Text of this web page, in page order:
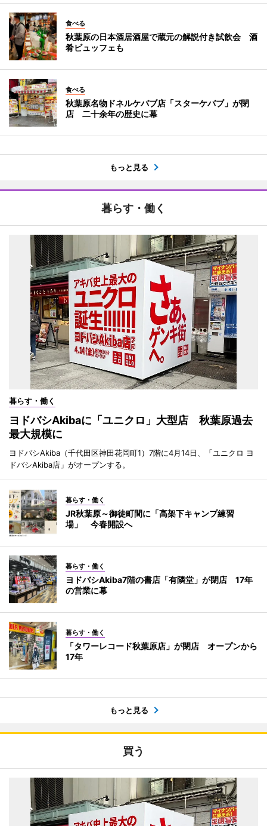
食べる
秋葉原の日本酒居酒屋で蔵元の解説付き試飲会 酒
肴ビュッフェも
食べる
秋葉原名物ドネルケバブ店「スターケバブ」が閉
店 二十余年の歴史に幕
もっと見る
暮らす・働く
暮らす・働く
ヨドバシAkibaに「ユニクロ」大型店 秋葉原過去
最大規模に
ヨドバシAkiba（千代田区神田花岡町1）7階に4月14日、「ユニクロ ヨ
ドバシAkiba店」がオープンする。
暮らす・働く
JR秋葉原～御徒町間に「高架下キャンプ練習
場」 今春開設へ
暮らす・働く
ヨドバシAkiba7階の書店「有隣堂」が閉店 17年
の営業に幕
暮らす・働く
「タワーレコード秋葉原店」が閉店 オープンから
17年
もっと見る
買う